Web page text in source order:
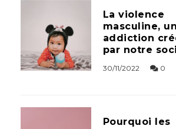
La violence
masculine,
addiction
par notre
30/11/2022 0
Pourquoi les